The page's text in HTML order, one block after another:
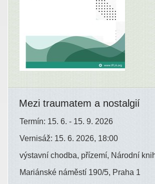
Mezi traumatem a nostalgií
Termín: 15. 6. - 15. 9. 2026
Vernisáž: 15. 6. 2026, 18:00
výstavní chodba, přízemí, Národní
Mariánské náměstí 190/5, Praha 1